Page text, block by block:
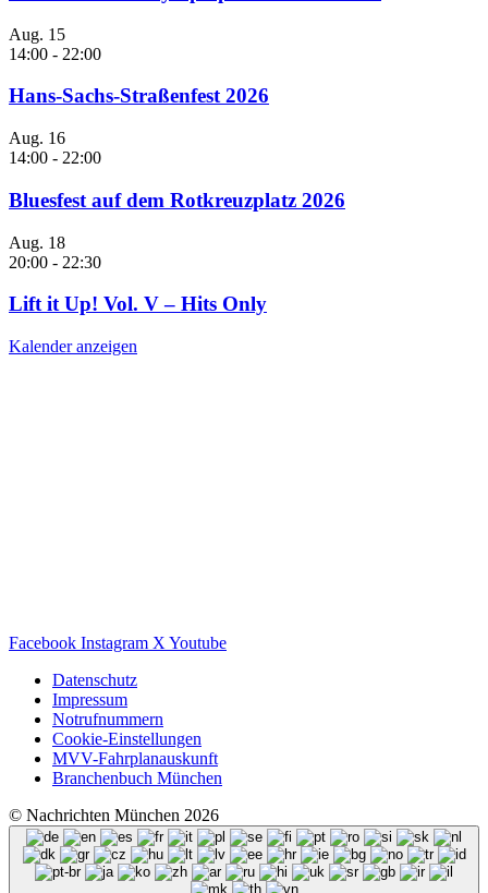
Aug. 15
14:00 - 22:00
Hans-Sachs-Straßenfest 2026
Aug. 16
14:00 - 22:00
Bluesfest auf dem Rotkreuzplatz 2026
Aug. 18
20:00 - 22:30
Lift it Up! Vol. V – Hits Only
Kalender anzeigen
Facebook Instagram X Youtube
Datenschutz
Impressum
Notrufnummern
Cookie-Einstellungen
MVV-Fahrplanauskunft
Branchenbuch München
© Nachrichten München 2026